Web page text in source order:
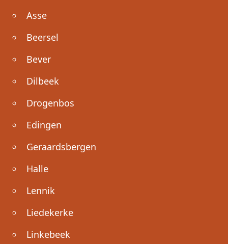
Asse
Beersel
Bever
Dilbeek
Drogenbos
Edingen
Geraardsbergen
Halle
Lennik
Liedekerke
Linkebeek